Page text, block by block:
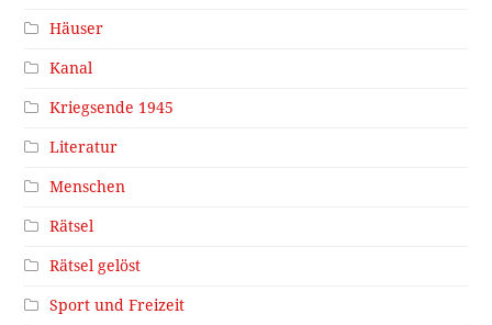
Häuser
Kanal
Kriegsende 1945
Literatur
Menschen
Rätsel
Rätsel gelöst
Sport und Freizeit